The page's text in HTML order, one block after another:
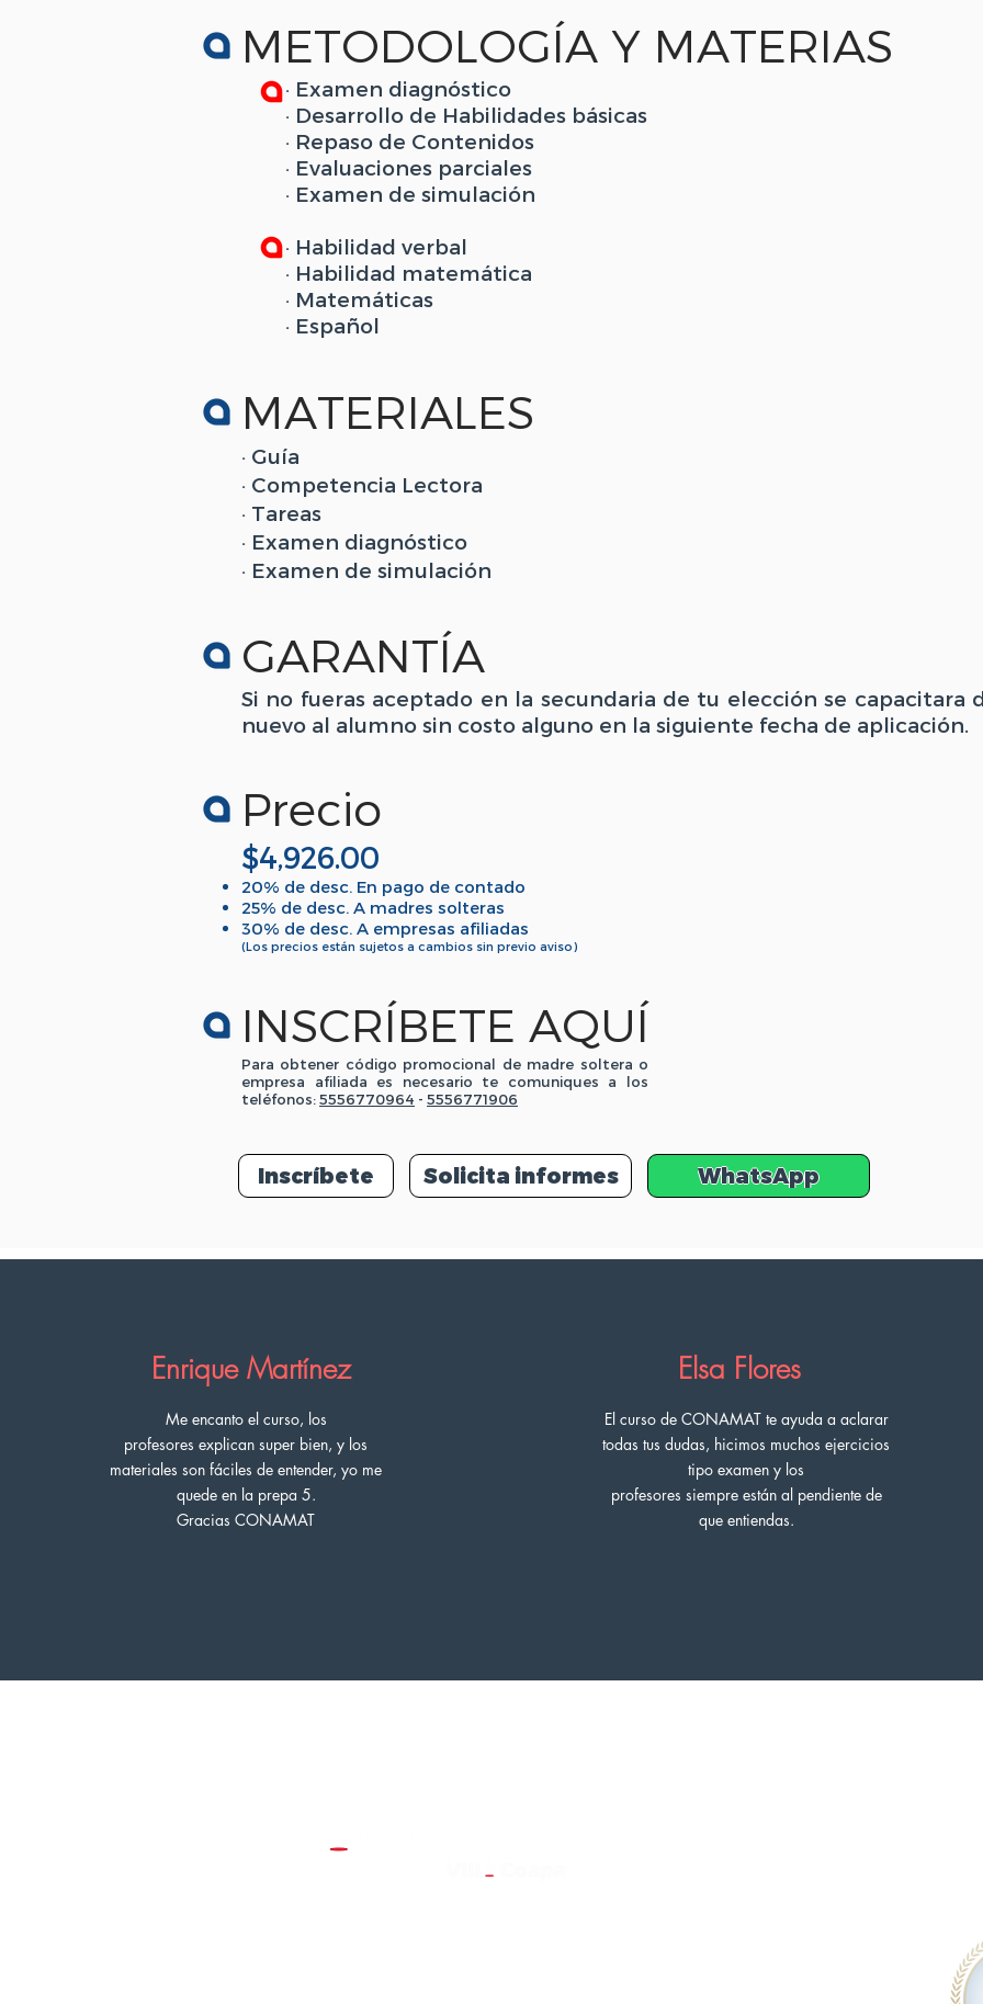
METODOLOGÍA Y MATERIAS
· Examen diagnóstico
· Desarrollo de Habilidades básicas
· Repaso de Contenidos
· Evaluaciones parciales
· Examen de simulación
· Habilidad verbal
· Habilidad matemática
· Matemáticas
· Español
MATERIALES
· Guía
· Competencia Lectora
· Tareas
· Examen diagnóstico
· Examen de simulación
GARANTÍA
Si no fueras aceptado en la secundaria de tu elección se capacitara
nuevo al alumno sin costo alguno en la siguiente fecha de aplicación.
Precio
$4,926.00
20% de desc. En pago de contado
25% de desc. A madres solteras
30% de desc. A empresas afiliadas
(Los precios están sujetos a cambios sin previo aviso)
INSCRÍBETE AQUÍ
Para obtener código promocional de madre soltera o
empresa afiliada es necesario te comuniques a los
teléfonos:5556770964 - 5556771906
Inscríbete Solicita informes WhatsApp
Enrique Martínez
Me encanto el curso, los
profesoresexplican super bien, y los
materiales sonfáciles de entender, yo me
quede en la prepa 5.
Gracias CONAMAT
Elsa Flores
El curso de CONAMAT te ayuda a aclarar
todas tus dudas, hicimos muchos ejercicios
tipo examen y los
profesores siempre estánal pendientede
que entiendas.